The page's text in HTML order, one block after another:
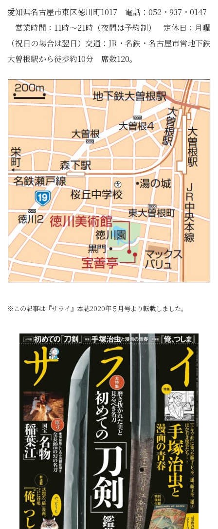
愛知県名古屋市東区徳川町1017 電話：052・937・0147
営業時間：11時～21時（夜間は予約制） 定休日：月曜
（祝日の場合は翌日）交通：JR・名鉄・名古屋市営地下鉄
大曽根駅から徒歩約10分 席数120。
※この記事は『サライ』本誌2020年５月号より転載しました。